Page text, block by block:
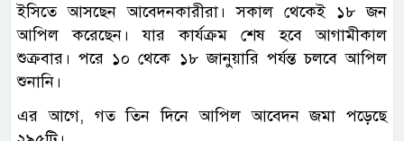
ইসিতে আসছেন আবেদনকারীরা। সকাল থেকেই ১৮ জন
আপিল করেছেন। যার কার্যক্রম শেষ হবে আগামীকাল
শুক্রবার। পরে ১০ থেকে ১৮ জানুয়ারি পর্যন্ত চলবে আপিল
শুনানি।
এর আগে, গত তিন দিনে আপিল আবেদন জমা পড়েছে